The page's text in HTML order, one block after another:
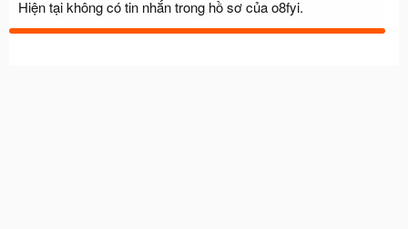
Hiện tại không có tin nhắn trong hồ sơ của o8fyi.